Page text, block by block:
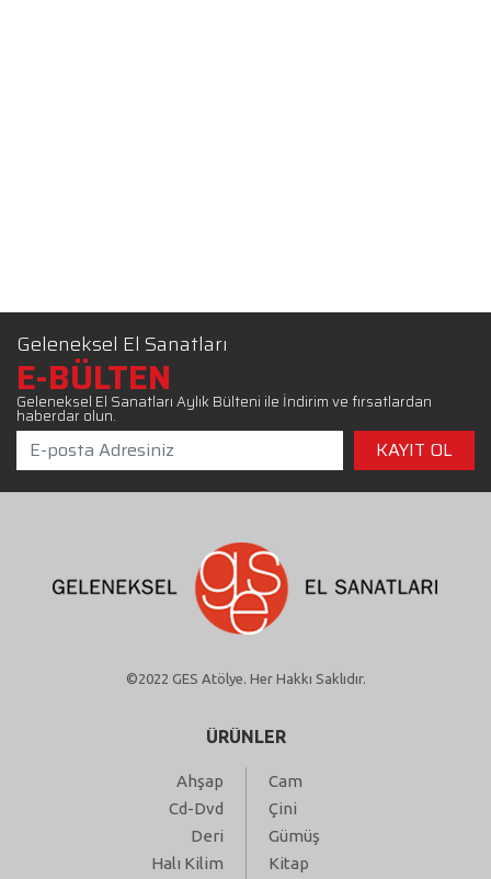
Geleneksel El Sanatları
E-BÜLTEN
Geleneksel El Sanatları Aylık Bülteni ile İndirim ve fırsatlardan
haberdar olun.
©2022 GES Atölye. Her Hakkı Saklıdır.
ÜRÜNLER
Ahşap
Cam
Cd-Dvd
Çini
Deri
Gümüş
Halı Kilim
Kitap